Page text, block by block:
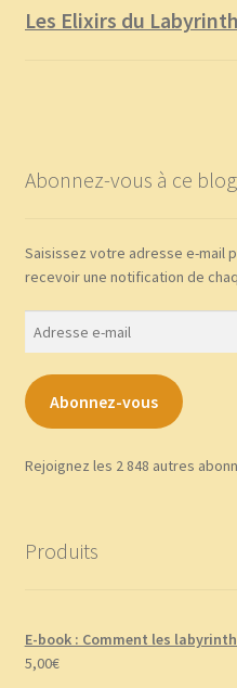
Les Elixirs du
Abonnez-vous à ce
Saisissez votre adresse e-mail
recevoir une notification de
Abonnez-vous
Rejoignez les 2 848 autres
Produits
E-book : Comment les
5,00€